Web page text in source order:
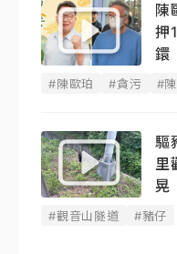
陳
押
鐶
#陳歐珀 #貪污 #
驅
里
晃
#觀音山隧道 #豬仔